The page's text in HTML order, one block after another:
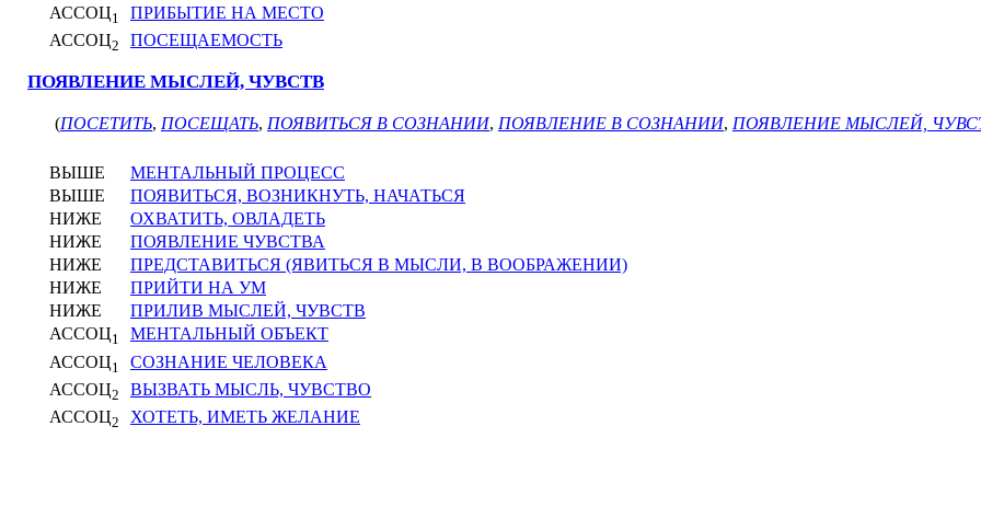
АССОЦ1
ПРИБЫТИЕ НА МЕСТО
АССОЦ2 ПОСЕЩАЕМОСТЬ
ПОЯВЛЕНИЕ МЫСЛЕЙ, ЧУВСТВ
(ПОСЕТИТЬ, ПОСЕЩАТЬ, ПОЯВИТЬСЯ В СОЗНАНИИ, ПОЯВЛЕНИЕ В СОЗНАНИИ, ПОЯВЛЕНИЕ МЫСЛЕЙ,
ВЫШЕ
МЕНТАЛЬНЫЙ ПРОЦЕСС
ВЫШЕ
ПОЯВИТЬСЯ, ВОЗНИКНУТЬ, НАЧАТЬСЯ
НИЖЕ
ОХВАТИТЬ, ОВЛАДЕТЬ
НИЖЕ
ПОЯВЛЕНИЕ ЧУВСТВА
НИЖЕ
ПРЕДСТАВИТЬСЯ (ЯВИТЬСЯ В МЫСЛИ, В ВООБРАЖЕНИИ)
НИЖЕ
ПРИЙТИ НА УМ
НИЖЕ
ПРИЛИВ МЫСЛЕЙ, ЧУВСТВ
АССОЦ1
МЕНТАЛЬНЫЙ ОБЪЕКТ
АССОЦ1
СОЗНАНИЕ ЧЕЛОВЕКА
АССОЦ2
ВЫЗВАТЬ МЫСЛЬ, ЧУВСТВО
АССОЦ2 ХОТЕТЬ, ИМЕТЬ ЖЕЛАНИЕ